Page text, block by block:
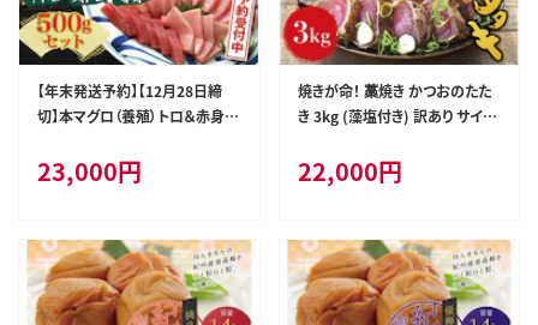
【年末発送予約】【12月28日締
切】本マグロ（養殖）トロ＆赤身セ
送】 within2025【nks110D-sg】
23,000円
焼きが命！ 藁焼き かつおのたた
き 3kg (藻塩付き) 訳あり サイズ
たき 鰹のたたき 冷凍 真空 【nks
107A】
22,000円